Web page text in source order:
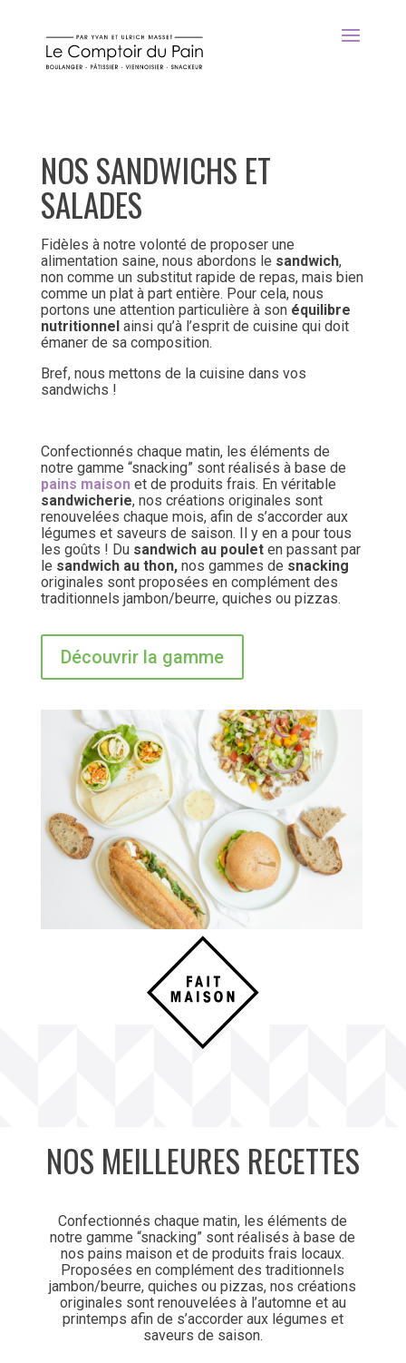
NOS SANDWICHS ET
SALADES
Fidèles à notre volonté de proposer une
alimentation saine, nous abordons le sandwich,
non comme un substitut rapide de repas, mais bien
comme un plat à part entière. Pour cela, nous
portons une attention particulière à son équilibre
nutritionnel ainsi qu’à l’esprit de cuisine qui doit
émaner de sa composition.
Bref, nous mettons de la cuisine dans vos
sandwichs !
Confectionnés chaque matin, les éléments de
notre gamme “snacking” sont réalisés à base de
pains maisonet de produits frais. En véritable
sandwicherie, nos créations originales sont
renouvelées chaque mois, afin de s’accorder aux
légumes et saveurs de saison. Il y en a pour tous
les goûts ! Du sandwich au poulet en passant par
le sandwich au thon,nos gammes de snacking
originales sont proposées en complément des
traditionnels jambon/beurre, quiches ou pizzas.
Découvrir la gamme
NOS MEILLEURES RECETTES
Confectionnés chaque matin, les éléments de
notre gamme “snacking” sont réalisés à base de
nos pains maison et de produits frais locaux.
Proposées en complément des traditionnels
jambon/beurre, quiches ou pizzas, nos créations
originales sont renouvelées à l’automne et au
printemps afin de s’accorder aux légumes et
saveurs de saison.